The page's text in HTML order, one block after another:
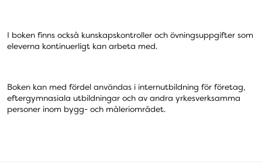
I boken finns också kunskapskontroller och övningsuppgifter som
eleverna kontinuerligt kan arbeta med.
Boken kan med fördel användas i internutbildning för företag,
eftergymnasiala utbildningar och av andra yrkesverksamma
personer inom bygg- och måleriområdet.